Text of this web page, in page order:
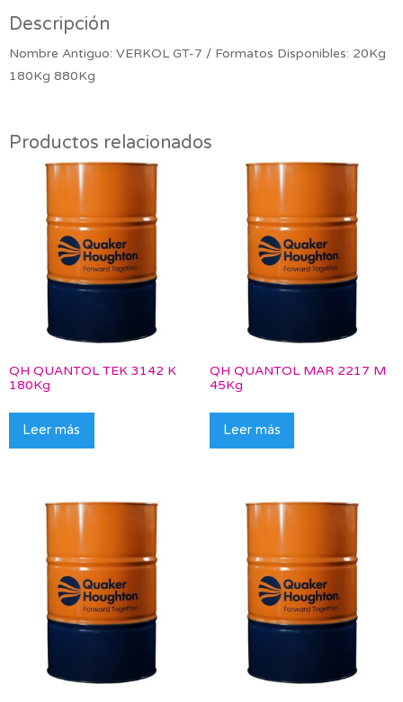
Descripción
Nombre Antiguo: VERKOL GT-7 / Formatos Disponibles: 20Kg
180Kg 880Kg
Productos relacionados
QH QUANTOL TEK 3142 K
180Kg
Leer más
QH QUANTOL MAR 2217 M
45Kg
Leer más